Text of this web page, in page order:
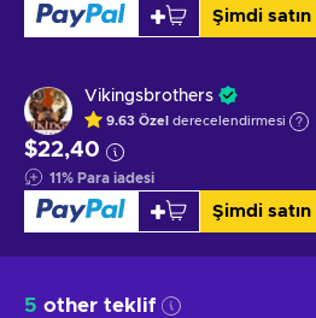
Şimdi satın
Vikingsbrothers
9.63 Özel derecelendirmesi
$22,40
11% Para iadesi
Şimdi satın
5 other teklif